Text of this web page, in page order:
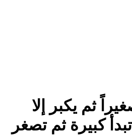
ثم يكبر إلا
كبيرة ثم تصغر